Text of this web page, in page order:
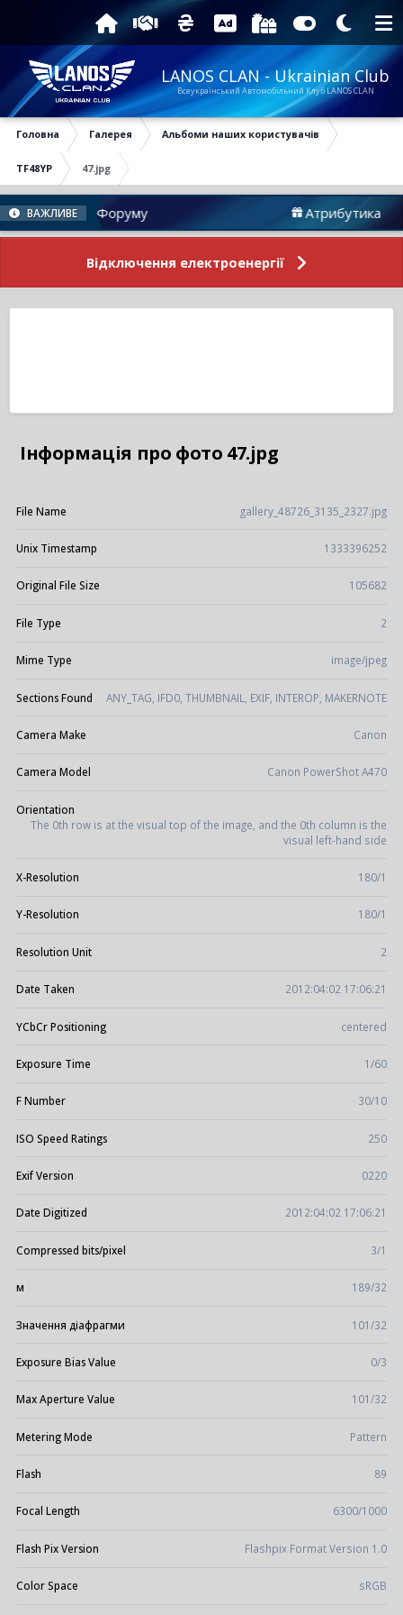
LANOS CLAN - Ukrainian Club
Всеукраїнський Автомобільний Клуб LANOS CLAN
Головна Галерея Альбоми наших користувачів
TF48YP 47.jpg
ВАЖЛИВЕ
Новини Форуму Атрибутика
Відключення електроенергії
Інформація про фото 47.jpg
File Name gallery_48726_3135_2327.jpg
Unix Timestamp 1333396252
Original File Size 105682
File Type 2
Mime Type image/jpeg
Sections Found ANY_TAG, IFD0, THUMBNAIL, EXIF, INTEROP, MAKERNOTE
Camera Make Canon
Camera Model Canon PowerShot A470
Orientation
The 0th row is at the visual top of the image, and the 0th column is the
visual left-hand side
X-Resolution 180/1
Y-Resolution 180/1
Resolution Unit 2
Date Taken 2012:04:02 17:06:21
YCbCr Positioning centered
Exposure Time 1/60
F Number 30/10
ISO Speed Ratings 250
Exif Version 0220
Date Digitized 2012:04:02 17:06:21
Compressed bits/pixel 3/1
м 189/32
Значення діафрагми 101/32
Exposure Bias Value 0/3
Max Aperture Value 101/32
Metering Mode Pattern
Flash 89
Focal Length 6300/1000
Flash Pix Version Flashpix Format Version 1.0
Color Space sRGB